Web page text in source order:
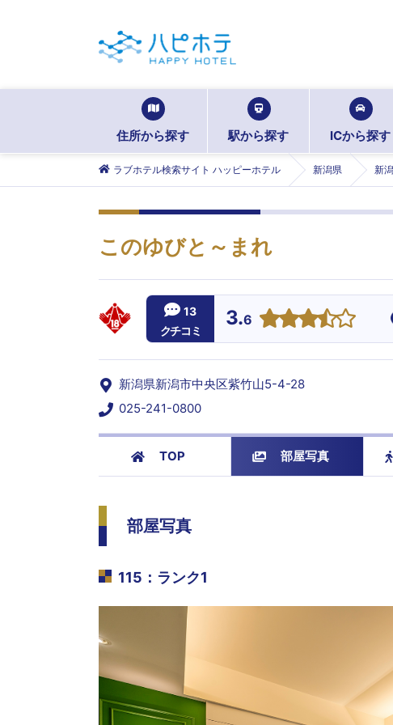
住所から探す 駅から探す ICから探す
ラブホテル検索サイト ハッピーホテル 新潟県 新
このゆびと～まれ
13
クチコミ
3.6
新潟県新潟市中央区紫竹山5-4-28
025-241-0800
TOP 部屋写真
部屋写真
115 ： ランク1